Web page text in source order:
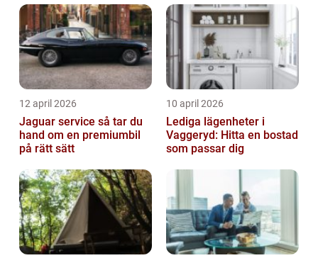
12 april 2026
Jaguar service så tar du
hand om en premiumbil
på rätt sätt
10 april 2026
Lediga lägenheter i
Vaggeryd: Hitta en bostad
som passar dig